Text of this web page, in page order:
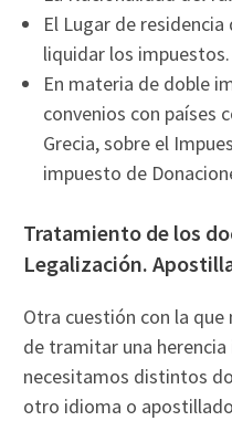
El Lugar de
liquidar los impuestos.
En materia de doble
convenios con países
Grecia, sobre el
impuesto de
Tratamiento de los
Legalización.
Otra cuestión con la
de tramitar una
necesitamos distintos
otro idioma o